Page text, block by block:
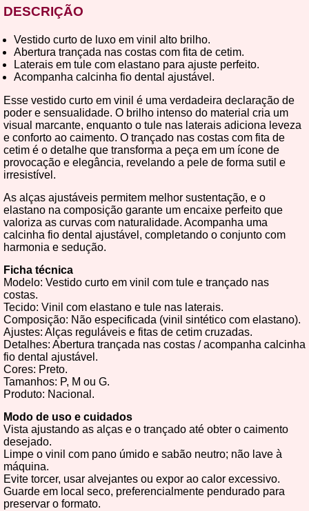
DESCRIÇÃO
Vestido curto de luxo em vinil alto brilho.
Abertura trançada nas costas com fita de cetim.
Laterais em tule com elastano para ajuste perfeito.
Acompanha calcinha fio dental ajustável.
Esse vestido curto em vinil é uma verdadeira declaração de
poder e sensualidade. O brilho intenso do material cria um
visual marcante, enquanto o tule nas laterais adiciona leveza
e conforto ao caimento. O trançado nas costas com fita de
cetim é o detalhe que transforma a peça em um ícone de
provocação e elegância, revelando a pele de forma sutil e
irresistível.
As alças ajustáveis permitem melhor sustentação, e o
elastano na composição garante um encaixe perfeito que
valoriza as curvas com naturalidade. Acompanha uma
calcinha fio dental ajustável, completando o conjunto com
harmonia e sedução.
Ficha técnica
Modelo: Vestido curto em vinil com tule e trançado nas
costas.
Tecido: Vinil com elastano e tule nas laterais.
Composição: Não especificada (vinil sintético com elastano).
Ajustes: Alças reguláveis e fitas de cetim cruzadas.
Detalhes: Abertura trançada nas costas / acompanha calcinha
fio dental ajustável.
Cores: Preto.
Tamanhos: P, M ou G.
Produto: Nacional.
Modo de uso e cuidados
Vista ajustando as alças e o trançado até obter o caimento
desejado.
Limpe o vinil com pano úmido e sabão neutro; não lave à
máquina.
Evite torcer, usar alvejantes ou expor ao calor excessivo.
Guarde em local seco, preferencialmente pendurado para
preservar o formato.